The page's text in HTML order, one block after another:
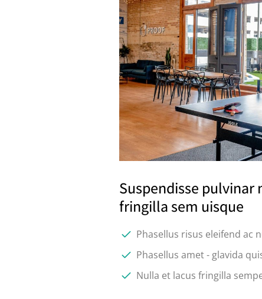
Suspendisse pulvinar
fringilla sem uisque
Phasellus risus eleifend ac
Phasellus amet - glavida
Nulla et lacus fringilla